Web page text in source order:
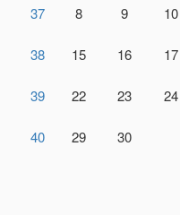
37 8 9 10
38 15 16 17
39 22 23 24
40 29 30